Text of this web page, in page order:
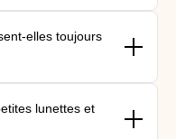
adaptées montures
"children"=>
largeur de votre visage
de petites lunettes
monture pour vous
elles toujours
"children"=>
se produit lorsque la
petits visages) n'est pas
lunettes et